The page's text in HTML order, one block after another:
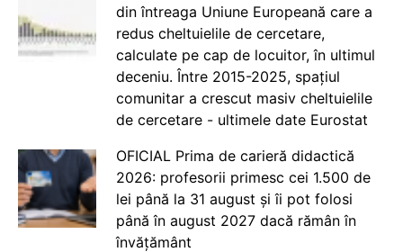
din întreaga Uniune Europeană care a
redus cheltuielile de cercetare,
calculate pe cap de locuitor, în ultimul
deceniu. Între 2015-2025, spațiul
comunitar a crescut masiv cheltuielile
de cercetare - ultimele date Eurostat
OFICIAL Prima de carieră didactică
2026: profesorii primesc cei 1.500 de
lei până la 31 august și îi pot folosi
până în august 2027 dacă rămân în
învățământ